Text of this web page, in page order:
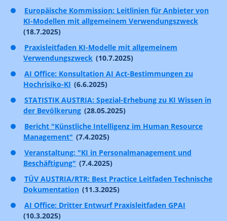
Europäische Kommission: Leitlinien für Anbieter von
KI-Modellen mit allgemeinem Verwendungszweck
(18.7.2025)
Praxisleitfaden KI-Modelle mit allgemeinem
Verwendungszweck (10.7.2025)
AI Office: Konsultation AI Act-Bestimmungen zu
Hochrisiko-KI (6.6.2025)
STATISTIK AUSTRIA: Spezial-Erhebung zu KI Wissen in
der Bevölkerung (28.05.2025)
Bericht "Künstliche Intelligenz im Human Resource
Management" (7.4.2025)
Veranstaltung: "KI in Personalmanagement und
Beschäftigung" (7.4.2025)
TÜV AUSTRIA/RTR: Best Practice Leitfaden Technische
Dokumentation (11.3.2025)
AI Office: Dritter Entwurf Praxisleitfaden GPAI
(10.3.2025)